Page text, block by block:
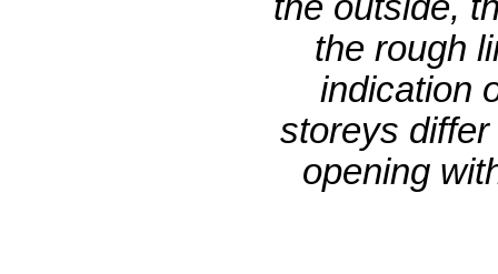
the rough
indication
storeys
opening